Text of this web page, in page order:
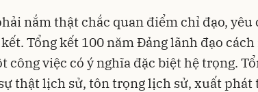
nắm thật chắc quan điểm chỉ đạo, yêu
Tổng kết 100 năm Đảng lãnh đạo
công việc có ý nghĩa đặc biệt hệ trọng.
thật lịch sử, tôn trọng lịch sử, xuất phát